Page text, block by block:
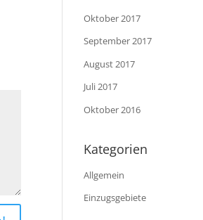
Oktober 2017
September 2017
August 2017
Juli 2017
Oktober 2016
Kategorien
Allgemein
Einzugsgebiete